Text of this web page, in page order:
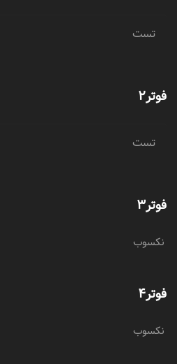
تست
فوتر2
تست
فوتر3
نکسوب
فوتر4
نکسوب